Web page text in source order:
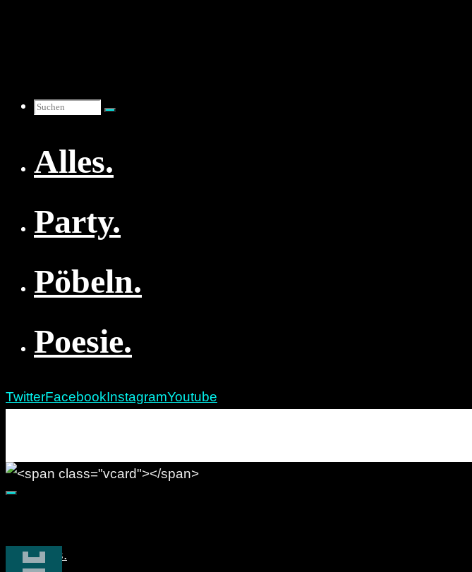
Suchen
nach:
Alles.
Party.
Pöbeln.
Poesie.
TwitterFacebookInstagramYoutube
Alles.